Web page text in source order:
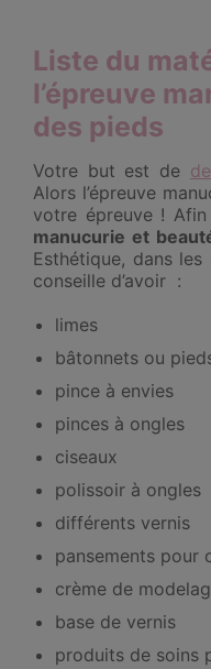
Liste du
l’épreuve
des pieds
Votre but est de
Alors l’épreuve
votre épreuve !
manucurie et
Esthétique, dans
conseille d’avoir :
limes
bâtonnets ou
pince à envies
pinces à ongles
ciseaux
polissoir à ongles
différents vernis
pansements pour
crème de
base de vernis
produits de soins